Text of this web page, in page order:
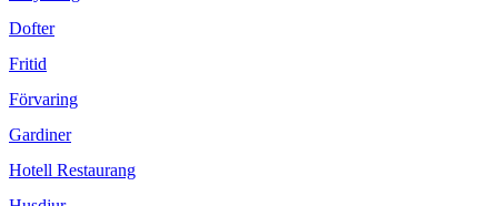
Dofter
Fritid
Förvaring
Gardiner
Hotell Restaurang